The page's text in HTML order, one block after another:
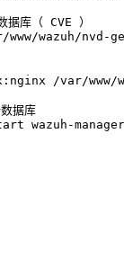
据库（ CVE ）
wazuh/nvd-
/var/www/
据库
wazuh-